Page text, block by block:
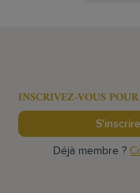
INSCRIVEZ-VOUS
S'inscrire
Déjà membre ?